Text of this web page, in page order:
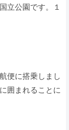
立公園です。１
便に搭乗しまし
囲まれることに